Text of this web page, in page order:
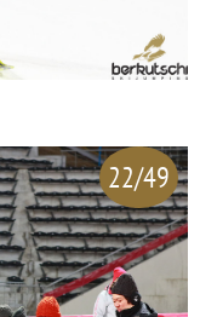
22/49